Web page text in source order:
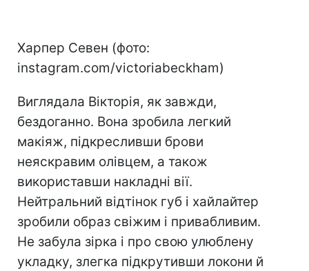
Харпер Севен (фото:
instagram.com/victoriabeckham)
Виглядала Вікторія, як завжди,
бездоганно. Вона зробила легкий
макіяж, підкресливши брови
неяскравим олівцем, а також
використавши накладні вії.
Нейтральний відтінок губ і хайлайтер
зробили образ свіжим і привабливим.
Не забула зірка і про свою улюблену
укладку, злегка підкрутивши локони й